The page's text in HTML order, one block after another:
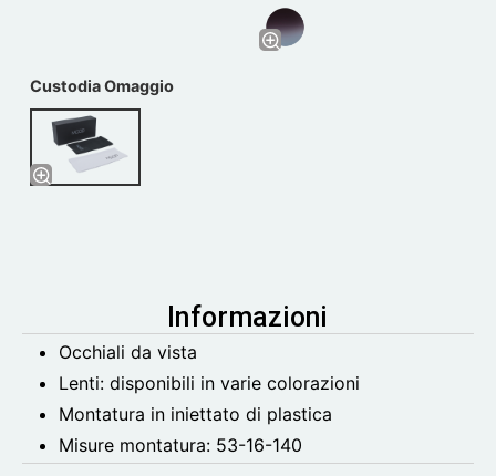
Custodia Omaggio
Informazioni
Occhiali da vista
Lenti: disponibili in varie colorazioni
Montatura in iniettato di plastica
Misure montatura: 53-16-140